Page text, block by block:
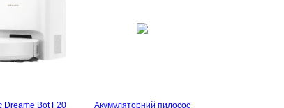
Dreame Bot F20
Акумуляторний пилосос